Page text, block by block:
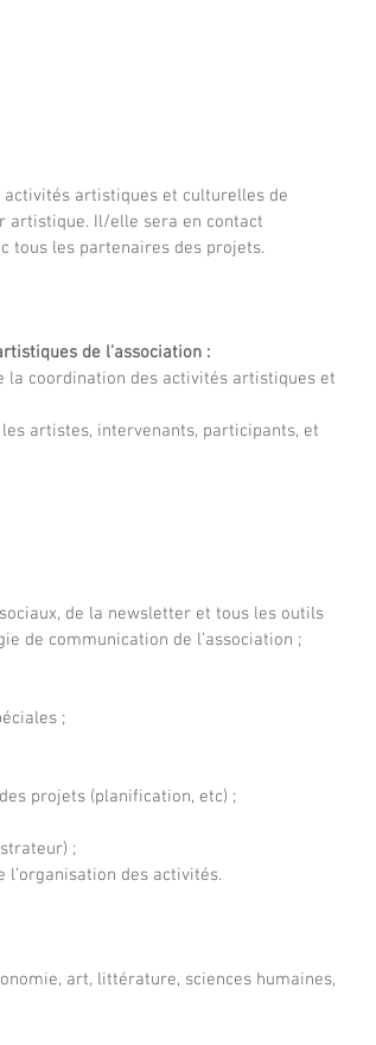
artistiques et culturelles de
artistique. Il/elle sera en contact
tous les partenaires des projets.
de l’association :
la coordination des activités artistiques et
artistes, intervenants, participants, et
de la newsletter et tous les outils
de communication de l’association ;
;
projets (planification, etc) ;
;
l’organisation des activités.
art, littérature, sciences humaines,